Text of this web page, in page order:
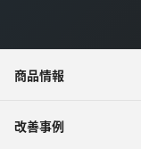
商品情報
改善事例